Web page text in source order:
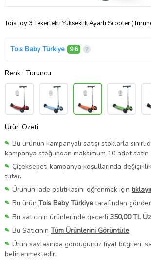
Tois Joy 3 Tekerlekli Yükseklik Ayarlı Scooter
Tois Baby Türkiye 9,6
Renk : Turuncu
Ürün Özeti
Bu ürünün kampanyalı satışı stoklarla
kampanya stoğundan maksimum 10 adet satın
Çiçeksepeti kampanya koşullarında değişiklik
tutar.
Ürünün iade politikasını öğrenmek için
Bu ürün Tois Baby Türkiye tarafından
Bu satıcının ürünlerinde geçerli 350,00 TL
Bu Satıcının Tüm Ürünlerini Görüntüle
Ürün sayfasında gördüğünüz fiyat bilgileri,
belirlenmektedir.